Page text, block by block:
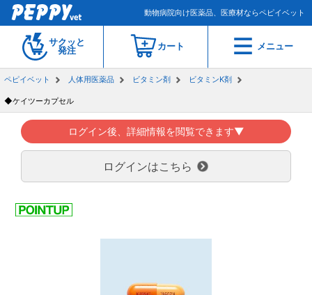
動物病院向け医薬品、医療材ならペピイベット
サクッと
発注
カート メニュー
ペピイベット 人体用医薬品 ビタミン剤 ビタミンK剤
◆ケイツーカプセル
ログイン後、詳細情報を閲覧できます▼
ログインはこちら